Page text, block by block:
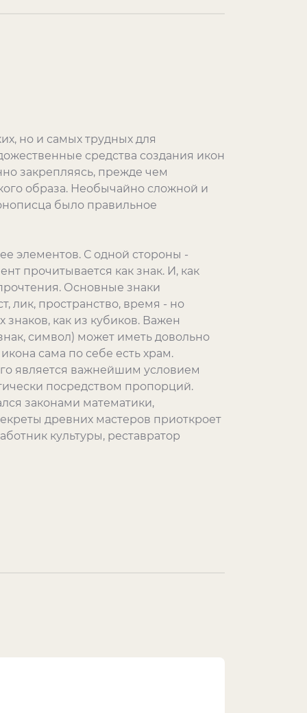
но и самых трудных для
средства создания икон
закрепляясь, прежде чем
образа. Необычайно сложной и
было правильное
элементов. С одной стороны -
прочитывается как знак. И, как
Основные знаки
лик, пространство, время - но
как из кубиков. Важен
символ) может иметь довольно
сама по себе есть храм.
является важнейшим условием
посредством пропорций.
законами математики,
древних мастеров приоткроет
культуры, реставратор